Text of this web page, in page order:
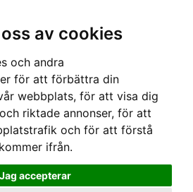
av cookies
och andra
för att förbättra din
webbplats, för att visa dig
riktade annonser, för att
och för att förstå
ifrån.
Jag accepterar
JACKA - CANDY